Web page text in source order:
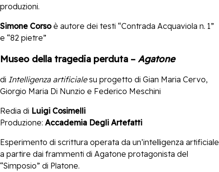
produzioni.
Simone Corsoè autore dei testi “Contrada Acquaviola n. 1”
e “82 pietre”
Museo della tragedia perduta – Agatone
di Intelligenza artificialesu progetto di Gian Maria Cervo,
Giorgio Maria Di Nunzio e Federico Meschini
Redia di Luigi Cosimelli
Produzione: Accademia Degli Artefatti
Esperimento di scrittura operata da un’intelligenza artificiale
a partire dai frammenti di Agatone protagonista del
“Simposio” di Platone.